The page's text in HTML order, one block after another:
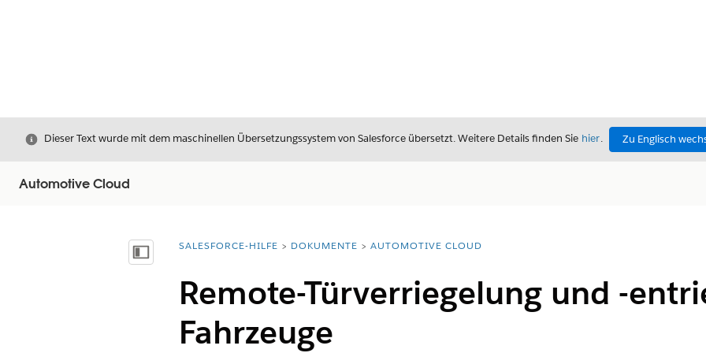
Schließen
Dieser Text wurde mit dem maschinellen Übersetzungssystem von Salesforce übersetzt. Weitere Details finden Sie hier. Zu Englisch
Automotive Cloud
Inhalt anzeigenSie befinden sich hier:
SALESFORCE-HILFE DOKUMENTE AUTOMOTIVE CLOUD
Remote-Türverriegelung und -
Fahrzeuge